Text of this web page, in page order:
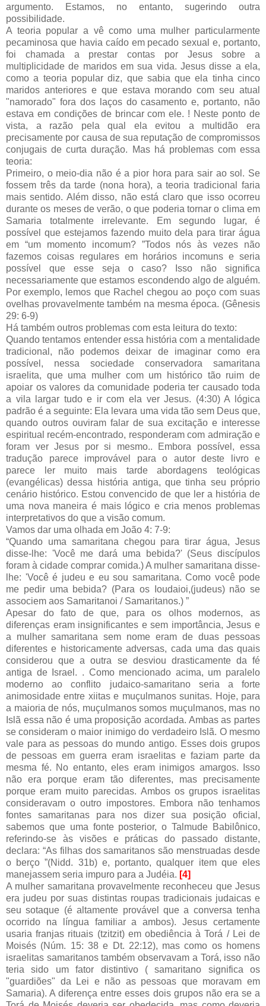
argumento. Estamos, no entanto, sugerindo outra
possibilidade.
A teoria popular a vê como uma mulher particularmente
pecaminosa que havia caído em pecado sexual e, portanto,
foi chamada a prestar contas por Jesus sobre a
multiplicidade de maridos em sua vida. Jesus disse a ela,
como a teoria popular diz, que sabia que ela tinha cinco
maridos anteriores e que estava morando com seu atual
"namorado" fora dos laços do casamento e, portanto, não
estava em condições de brincar com ele. ! Neste ponto de
vista, a razão pela qual ela evitou a multidão era
precisamente por causa de sua reputação de compromissos
conjugais de curta duração. Mas há problemas com essa
teoria:
Primeiro, o meio-dia não é a pior hora para sair ao sol. Se
fossem três da tarde (nona hora), a teoria tradicional faria
mais sentido. Além disso, não está claro que isso ocorreu
durante os meses de verão, o que poderia tornar o clima em
Samaria totalmente irrelevante. Em segundo lugar, é
possível que estejamos fazendo muito dela para tirar água
em “um momento incomum? ”Todos nós às vezes não
fazemos coisas regulares em horários incomuns e seria
possível que esse seja o caso? Isso não significa
necessariamente que estamos escondendo algo de alguém.
Por exemplo, lemos que Rachel chegou ao poço com suas
ovelhas provavelmente também na mesma época. (Gênesis
29: 6-9)
Há também outros problemas com esta leitura do texto:
Quando tentamos entender essa história com a mentalidade
tradicional, não podemos deixar de imaginar como era
possível, nessa sociedade conservadora samaritana
israelita, que uma mulher com um histórico tão ruim de
apoiar os valores da comunidade poderia ter causado toda
a vila largar tudo e ir com ela ver Jesus. (4:30) A lógica
padrão é a seguinte: Ela levara uma vida tão sem Deus que,
quando outros ouviram falar de sua excitação e interesse
espiritual recém-encontrado, responderam com admiração e
foram ver Jesus por si mesmo.. Embora possível, essa
tradução parece improvável para o autor deste livro e
parece ler muito mais tarde abordagens teológicas
(evangélicas) dessa história antiga, que tinha seu próprio
cenário histórico. Estou convencido de que ler a história de
uma nova maneira é mais lógico e cria menos problemas
interpretativos do que a visão comum.
Vamos dar uma olhada em João 4: 7-9:
“Quando uma samaritana chegou para tirar água, Jesus
disse-lhe: 'Você me dará uma bebida?' (Seus discípulos
foram à cidade comprar comida.) A mulher samaritana disse-
lhe: 'Você é judeu e eu sou samaritana. Como você pode
me pedir uma bebida? (Para os Ioudaioi,(judeus) não se
associem aos Samaritanoi / Samaritanos.) ”
Apesar do fato de que, para os olhos modernos, as
diferenças eram insignificantes e sem importância, Jesus e
a mulher samaritana sem nome eram de duas pessoas
diferentes e historicamente adversas, cada uma das quais
considerou que a outra se desviou drasticamente da fé
antiga de Israel. . Como mencionado acima, um paralelo
moderno ao conflito judaico-samaritano seria a forte
animosidade entre xiitas e muçulmanos sunitas. Hoje, para
a maioria de nós, muçulmanos somos muçulmanos, mas no
Islã essa não é uma proposição acordada. Ambas as partes
se consideram o maior inimigo do verdadeiro Islã. O mesmo
vale para as pessoas do mundo antigo. Esses dois grupos
de pessoas em guerra eram israelitas e faziam parte da
mesma fé. No entanto, eles eram inimigos amargos. Isso
não era porque eram tão diferentes, mas precisamente
porque eram muito parecidas. Ambos os grupos israelitas
consideravam o outro impostores. Embora não tenhamos
fontes samaritanas para nos dizer sua posição oficial,
sabemos que uma fonte posterior, o Talmude Babilônico,
referindo-se às visões e práticas do passado distante,
declara: “As filhas dos samaritanos são menstruadas desde
o berço ”(Nidd. 31b) e, portanto, qualquer item que eles
manejassem seria impuro para a Judéia. [4]
A mulher samaritana provavelmente reconheceu que Jesus
era judeu por suas distintas roupas tradicionais judaicas e
seu sotaque (é altamente provável que a conversa tenha
ocorrido na língua familiar a ambos). Jesus certamente
usaria franjas rituais (tzitzit) em obediência à Torá / Lei de
Moisés (Núm. 15: 38 e Dt. 22:12), mas como os homens
israelitas samaritanos também observavam a Torá, isso não
teria sido um fator distintivo ( samaritano significa os
"guardiões" da Lei e não as pessoas que moravam em
Samaria). A diferença entre esses dois grupos não era se a